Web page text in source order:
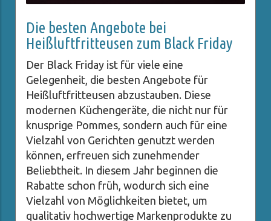
Die besten Angebote bei
Heißluftfritteusen zum Black Friday
Der Black Friday ist für viele eine
Gelegenheit, die besten Angebote für
Heißluftfritteusen abzustauben. Diese
modernen Küchengeräte, die nicht nur für
knusprige Pommes, sondern auch für eine
Vielzahl von Gerichten genutzt werden
können, erfreuen sich zunehmender
Beliebtheit. In diesem Jahr beginnen die
Rabatte schon früh, wodurch sich eine
Vielzahl von Möglichkeiten bietet, um
qualitativ hochwertige Markenprodukte zu